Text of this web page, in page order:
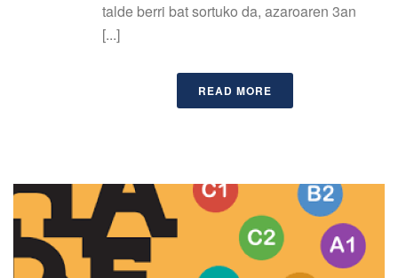
talde berri bat sortuko da, azaroaren 3an
[...]
READ MORE